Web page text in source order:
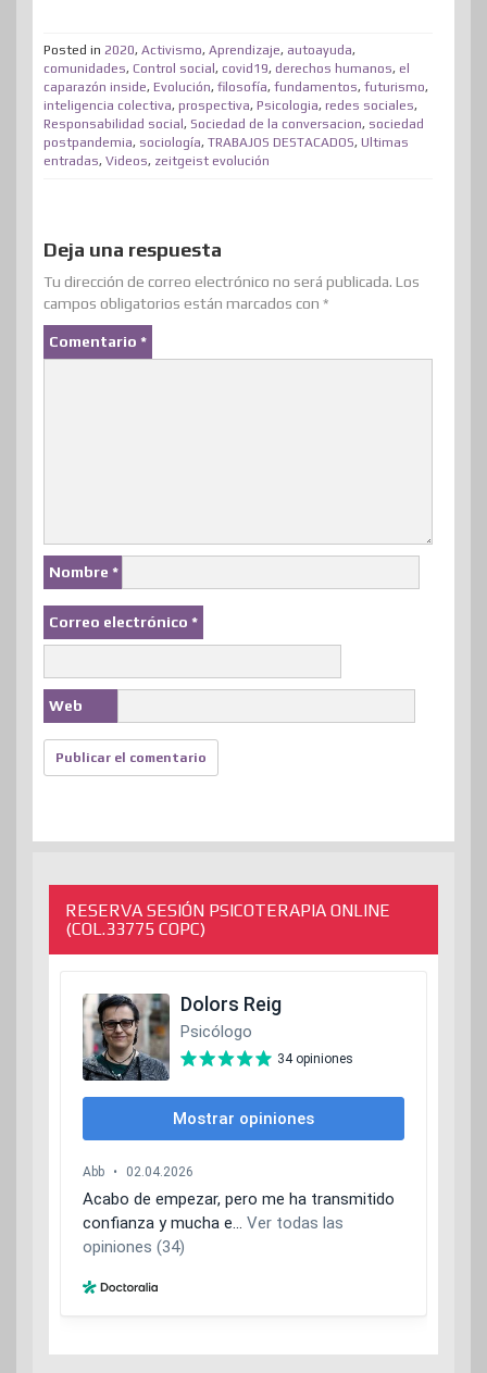
t
e
r
b
o
o
k
e
d
I
n
e
r
e
s
a
m
e
o
d
o
n
i
t
A
p
p
p
a
r
t
Posted in 2020, Activismo, Aprendizaje, autoayuda,
comunidades, Control social, covid19, derechos humanos, el
caparazón inside, Evolución, filosofía, fundamentos, futurismo,
inteligencia colectiva, prospectiva, Psicologia, redes sociales,
Responsabilidad social, Sociedad de la conversacion, sociedad
postpandemia, sociología, TRABAJOS DESTACADOS, Ultimas
entradas, Videos, zeitgeist evolución
Deja una respuesta
Tu dirección de correo electrónico no será publicada. Los
campos obligatorios están marcados con *
Comentario *
Nombre *
Correo electrónico *
Web
RESERVA SESIÓN PSICOTERAPIA ONLINE
(COL.33775 COPC)